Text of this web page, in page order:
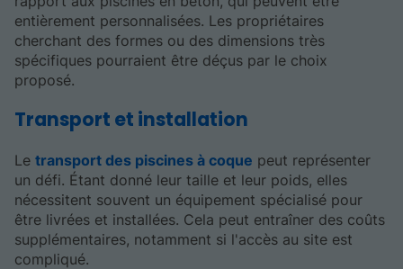
entièrement personnalisées. Les propriétaires
cherchant des formes ou des dimensions très
spécifiques pourraient être déçus par le choix
proposé.
Transport et installation
Le transport des piscines à coque peut représenter
un défi. Étant donné leur taille et leur poids, elles
nécessitent souvent un équipement spécialisé pour
être livrées et installées. Cela peut entraîner des coûts
supplémentaires, notamment si l'accès au site est
compliqué.